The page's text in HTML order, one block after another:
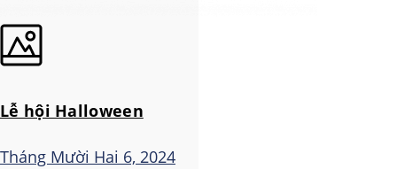
Lễ hội Halloween
Tháng Mười Hai 6, 2024